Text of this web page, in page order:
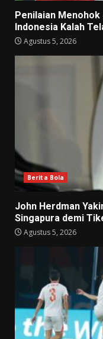
Penilaian
Indonesia Kalah
Agustus 5, 2026
Berita Bola
John Herdman
Singapura demi
Agustus 5, 2026